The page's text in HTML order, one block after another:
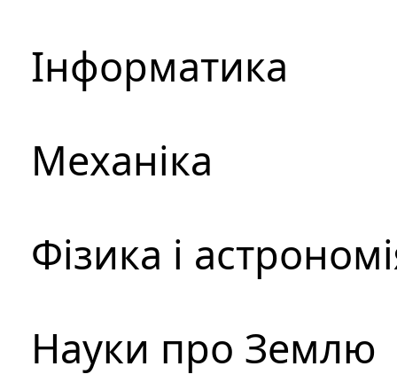
Інформатика
Механіка
Фізика і
Науки про Землю